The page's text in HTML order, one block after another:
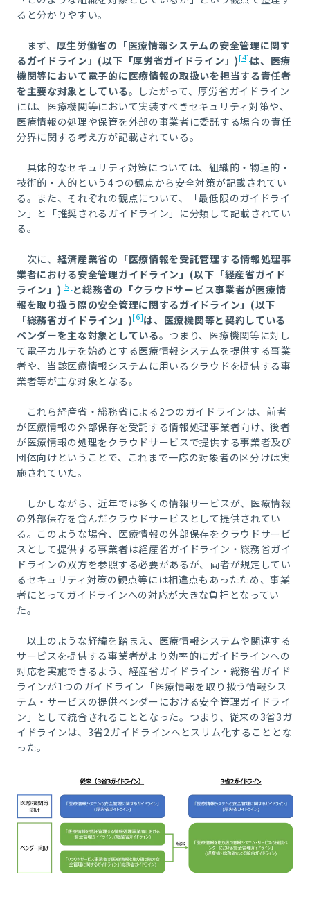
ると分かりやすい。
まず、 厚生労働省の「医療情報システムの安全管理に関す
るガイドライン」 (以下「厚労省ガイドライン」) [4]は、医療
機関等において電子的に医療情報の取扱いを担当する責任者
を主要な対象としている。したがって、厚労省ガイドライン
には、医療機関等において実装すべきセキュリティ対策や、
医療情報の処理や保管を外部の事業者に委託する場合の責任
分界に関する考え方が記載されている。
具体的なセキュリティ対策については、組織的・物理的・
技術的・人的という4つの観点から安全対策が記載されてい
る。また、それぞれの観点について、「最低限のガイドライ
ン」と「推奨されるガイドライン」に分類して記載されてい
る。
次に、 経済産業省の「医療情報を受託管理する情報処理事
業者における安全管理ガイドライン」 (以下「経産省ガイド
ライン」 )[5]と総務省の「クラウドサービス事業者が医療情
報を取り扱う際の安全管理に関するガイドライン」 (以下
「総務省ガイドライン」 )[6]は、医療機関等と契約している
ベンダーを主な対象としている。つまり、医療機関等に対し
て電子カルテを始めとする医療情報システムを提供する事業
者や、当該医療情報システムに用いるクラウドを提供する事
業者等が主な対象となる。
これら経産省・総務省による 2つのガイドラインは、前者
が医療情報の外部保存を受託する情報処理事業者向け、後者
が医療情報の処理をクラウドサービスで提供する事業者及び
団体向けということで、これまで一応の対象者の区分けは実
施されていた。
しかしながら、近年では多くの情報サービスが、医療情報
の外部保存を含んだクラウドサービスとして提供されてい
る。このような場合、医療情報の外部保存をクラウドサービ
スとして提供する事業者は経産省ガイドライン・総務省ガイ
ドラインの双方を参照する必要があるが、両者が規定してい
るセキュリティ対策の観点等には相違点もあったため、事業
者にとってガイドラインへの対応が大きな負担となってい
た。
以上のような経緯を踏まえ、医療情報システムや関連する
サービスを提供する事業者がより効率的にガイドラインへの
対応を実施できるよう、経産省ガイドライン・総務省ガイド
ラインが1つのガイドライン「医療情報を取り扱う情報シス
テム・サービスの提供ベンダーにおける安全管理ガイドライ
ン」として統合されることとなった。つまり、従来の 3省3ガ
イドラインは、 3省2ガイドラインへとスリム化することとな
った。